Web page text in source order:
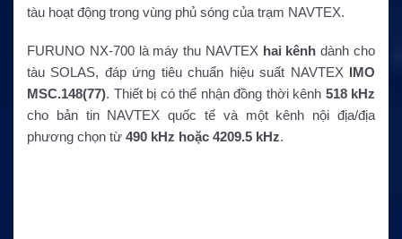
tàu hoạt động trong vùng phủ sóng của trạm NAVTEX.
FURUNO NX-700 là máy thu NAVTEX hai kênh dành cho
tàu SOLAS, đáp ứng tiêu chuẩn hiệu suất NAVTEX IMO
MSC.148(77). Thiết bị có thể nhận đồng thời kênh 518 kHz
cho bản tin NAVTEX quốc tế và một kênh nội địa/địa
phương chọn từ 490 kHz hoặc 4209.5 kHz.